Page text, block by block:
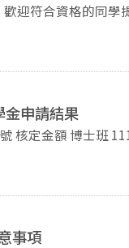
的同學提出申請。 申
研究機構正式入學
金申請結果
事項